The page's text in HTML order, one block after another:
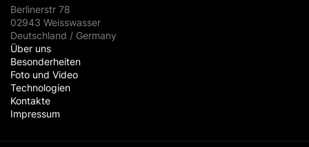
Über uns
Besonderheiten
Foto und Video
Technologien
Kontakte
Impressum
Berlinerstr 78
02943 Weisswasser
Deutschland / Germany